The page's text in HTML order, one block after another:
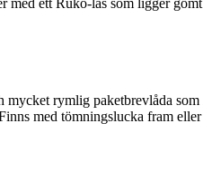
rymlig paketbrevlåda
med tömningslucka fram